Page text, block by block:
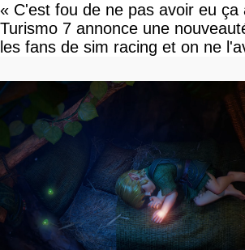
« C'est fou de ne pas avoir eu ça
Turismo 7 annonce une
les fans de sim racing et on ne